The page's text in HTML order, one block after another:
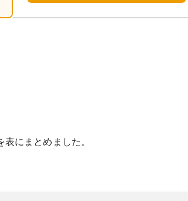
にまとめました。